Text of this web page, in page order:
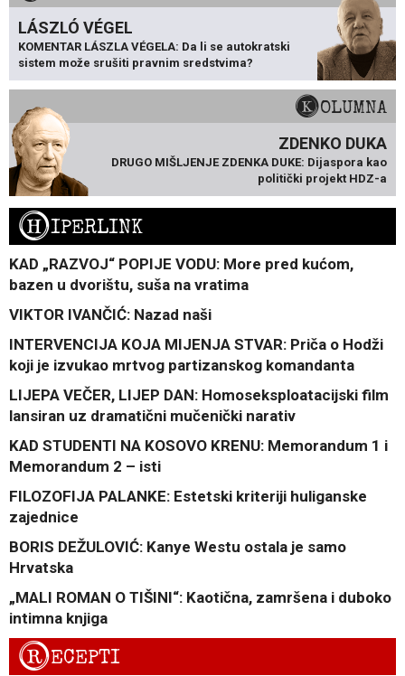
LÁSZLÓ VÉGEL
KOMENTAR LÁSZLA VÉGELA: Da li se autokratski
sistem može srušiti pravnim sredstvima?
KOLUMNA
ZDENKO DUKA
DRUGO MIŠLJENJE ZDENKA DUKE: Dijaspora kao
politički projekt HDZ-a
HIPERLINK
KAD „RAZVOJ“ POPIJE VODU: More pred kućom,
bazen u dvorištu, suša na vratima
VIKTOR IVANČIĆ: Nazad naši
INTERVENCIJA KOJA MIJENJA STVAR: Priča o Hodži
koji je izvukao mrtvog partizanskog komandanta
LIJEPA VEČER, LIJEP DAN: Homoseksploatacijski film
lansiran uz dramatični mučenički narativ
KAD STUDENTI NA KOSOVO KRENU: Memorandum 1 i
Memorandum 2 – isti
FILOZOFIJA PALANKE: Estetski kriteriji huliganske
zajednice
BORIS DEŽULOVIĆ: Kanye Westu ostala je samo
Hrvatska
„MALI ROMAN O TIŠINI“: Kaotična, zamršena i duboko
intimna knjiga
RECEPTI